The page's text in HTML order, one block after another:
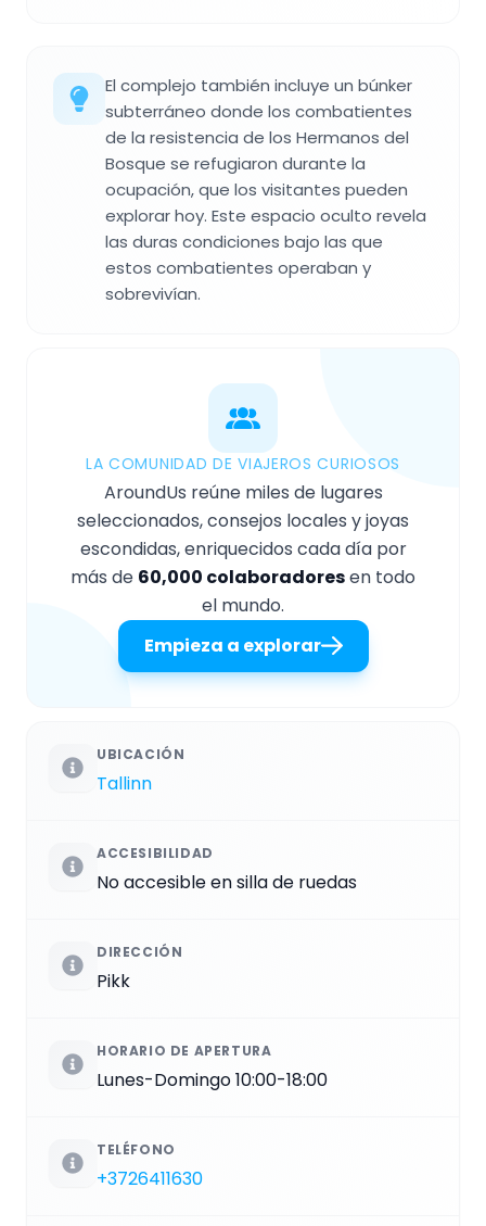
El complejo también incluye un búnker
subterráneo donde los combatientes
de la resistencia de los Hermanos del
Bosque se refugiaron durante la
ocupación, que los visitantes pueden
explorar hoy. Este espacio oculto revela
las duras condiciones bajo las que
estos combatientes operaban y
sobrevivían.
LA COMUNIDAD DE VIAJEROS CURIOSOS
AroundUs reúne miles de lugares
seleccionados, consejos locales y joyas
escondidas, enriquecidos cada día por
más de 60,000 colaboradoresen todo
el mundo.
Empieza a explorar
UBICACIÓN
Tallinn
ACCESIBILIDAD
No accesible en silla de ruedas
DIRECCIÓN
Pikk
HORARIO DE APERTURA
Lunes-Domingo 10:00-18:00
TELÉFONO
+3726411630